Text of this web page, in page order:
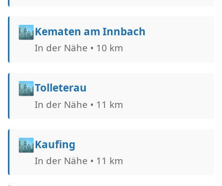
🏙️Kematen am Innbach
In der Nähe • 10 km
🏙️Tolleterau
In der Nähe • 11 km
🏙️Kaufing
In der Nähe • 11 km